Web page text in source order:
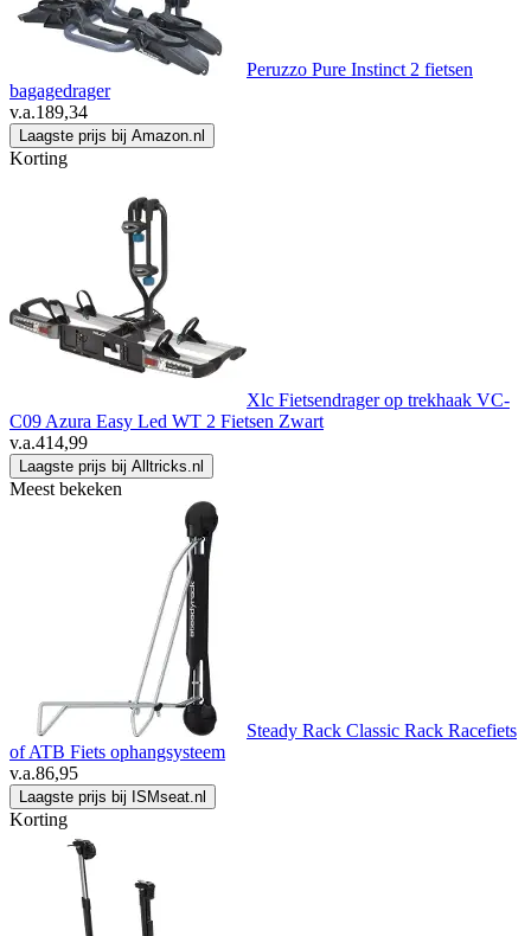
Peruzzo Pure Instinct 2 fietsen
bagagedrager
v.a.189,34
Laagste prijs bij Amazon.nl
Korting
Xlc Fietsendrager op trekhaak VC-
C09 Azura Easy Led WT 2 Fietsen Zwart
v.a.414,99
Laagste prijs bij Alltricks.nl
Meest bekeken
Steady Rack Classic Rack Racefiets
of ATB Fiets ophangsysteem
v.a.86,95
Laagste prijs bij ISMseat.nl
Korting